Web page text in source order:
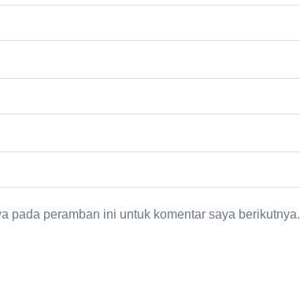
pada peramban ini untuk komentar saya berikutnya.